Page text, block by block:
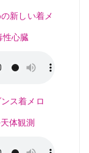
新しい着メ
性心臓
ス着メロ
体観測